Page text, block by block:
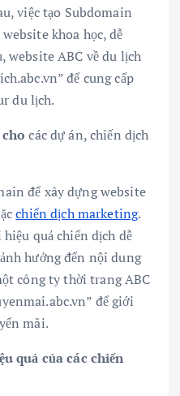
việc tạo Subdomain
khoa học, dễ
website ABC về du lịch
để cung cấp
du lịch.
các dự án, chiến dịch
để xây dựng website
chiến dịch marketing.
quả chiến dịch dễ
hưởng đến nội dung
công ty thời trang ABC
để giới
mãi.
quả của các chiến